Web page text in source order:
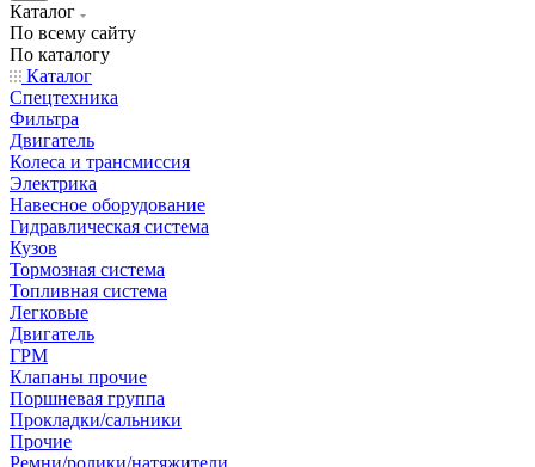
Каталог
По всему сайту
По каталогу
Каталог
Спецтехника
Фильтра
Двигатель
Колеса и трансмиссия
Электрика
Навесное оборудование
Гидравлическая система
Кузов
Тормозная система
Топливная система
Легковые
Двигатель
ГРМ
Клапаны прочие
Поршневая группа
Прокладки/сальники
Прочие
Ремни/ролики/натяжители